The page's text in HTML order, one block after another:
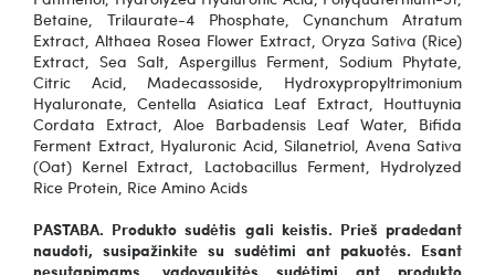
Betaine, Trilaurate-4 Phosphate, Cynanchum Atratum
Extract, Althaea Rosea Flower Extract, Oryza Sativa (Rice)
Extract, Sea Salt, Aspergillus Ferment, Sodium Phytate,
Citric Acid, Madecassoside, Hydroxypropyltrimonium
Hyaluronate, Centella Asiatica Leaf Extract, Houttuynia
Cordata Extract, Aloe Barbadensis Leaf Water, Bifida
Ferment Extract, Hyaluronic Acid, Silanetriol, Avena Sativa
(Oat) Kernel Extract, Lactobacillus Ferment, Hydrolyzed
Rice Protein, Rice Amino Acids
PASTABA. Produkto sudėtis gali keistis. Prieš pradedant
naudoti, susipažinkite su sudėtimi ant pakuotės. Esant